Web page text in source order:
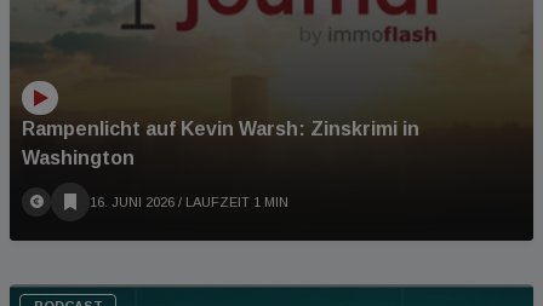
Rampenlicht auf Kevin Warsh: Zinskrimi in
Washington
16. JUNI 2026 / LAUFZEIT 1 MIN